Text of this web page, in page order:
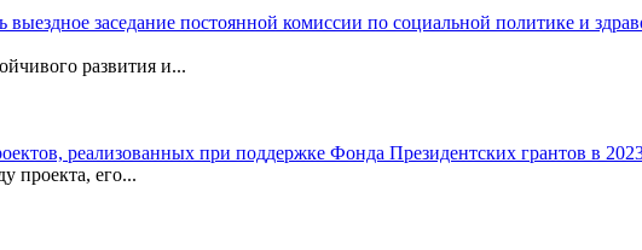
заседание постоянной комиссии по социальной политике и
развития и...
реализованных при поддержке Фонда Президентских грантов в
проекта, его...